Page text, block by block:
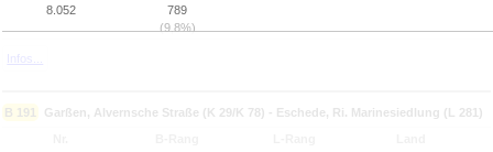
8.052
789
(9,8%)
Infos...
B 191 Garßen, Alvernsche Straße (K 29/K 78) - Eschede, Ri. Marinesiedlung (L 281)